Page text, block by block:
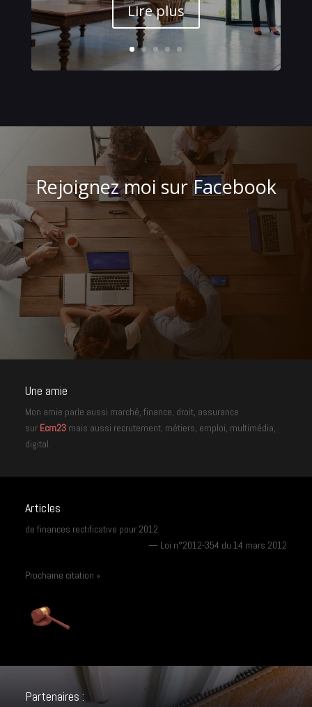
Lire plus
Rejoignez moi sur Facebook
Une amie
Mon amie parle aussi marché, finance, droit, assurance
sur Ecm23mais aussi recrutement, métiers, emploi, multimédia,
digital.
Articles
de finances rectificative pour 2012
— Loi n°2012-354 du 14 mars 2012
Prochaine citation »
Partenaires :